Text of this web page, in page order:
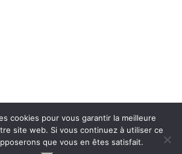
cookies pour vous garantir la meilleure
site web. Si vous continuez à utiliser ce
que vous en êtes satisfait.